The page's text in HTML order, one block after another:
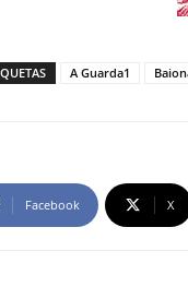
A Guarda1
Facebook X